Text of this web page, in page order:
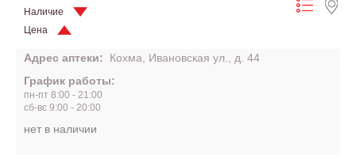
Наличие
Цена
Адрес аптеки:
Кохма, Ивановская ул., д. 44
График работы:
пн-пт 8:00 - 21:00
сб-вс 9:00 - 20:00
нет в наличии